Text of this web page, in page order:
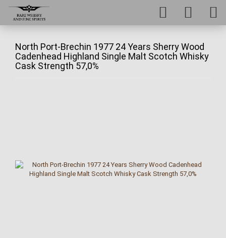
North Port-Brechin 1977 24 Years Sherry Wood
Cadenhead Highland Single Malt Scotch Whisky
Cask Strength 57,0%